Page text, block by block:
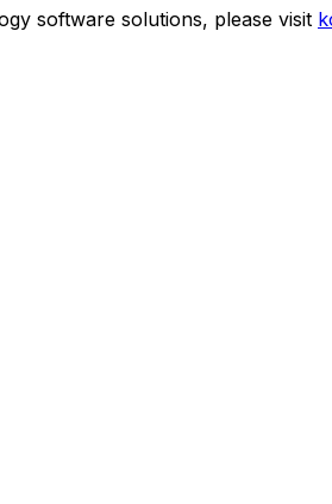
software solutions, please visit